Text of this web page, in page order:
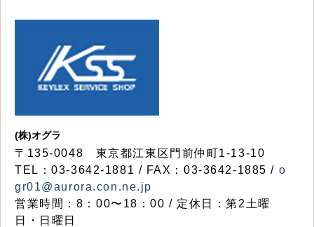
(株)オグラ
〒135-0048 東京都江東区門前仲町1-13-10
TEL：03-3642-1881 / FAX：03-3642-1885 / o
gr01@aurora.con.ne.jp
営業時間：8：00〜18：00 / 定休日：第2土曜
日・日曜日